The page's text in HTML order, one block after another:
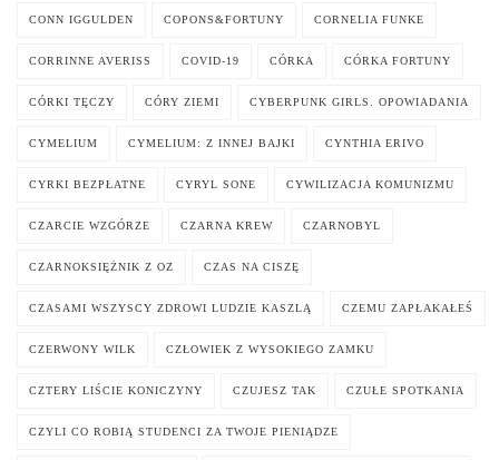
CONN IGGULDEN COPONS&FORTUNY CORNELIA FUNKE
CORRINNE AVERISS COVID-19 CÓRKA CÓRKA FORTUNY
CÓRKI TĘCZY CÓRY ZIEMI CYBERPUNK GIRLS. OPOWIADANIA
CYMELIUM CYMELIUM: Z INNEJ BAJKI CYNTHIA ERIVO
CYRKI BEZPŁATNE CYRYL SONE CYWILIZACJA KOMUNIZMU
CZARCIE WZGÓRZE CZARNA KREW CZARNOBYL
CZARNOKSIĘŻNIK Z OZ CZAS NA CISZĘ
CZASAMI WSZYSCY ZDROWI LUDZIE KASZLĄ CZEMU ZAPŁAKAŁEŚ
CZERWONY WILK CZŁOWIEK Z WYSOKIEGO ZAMKU
CZTERY LIŚCIE KONICZYNY CZUJESZ TAK CZUŁE SPOTKANIA
CZYLI CO ROBIĄ STUDENCI ZA TWOJE PIENIĄDZE